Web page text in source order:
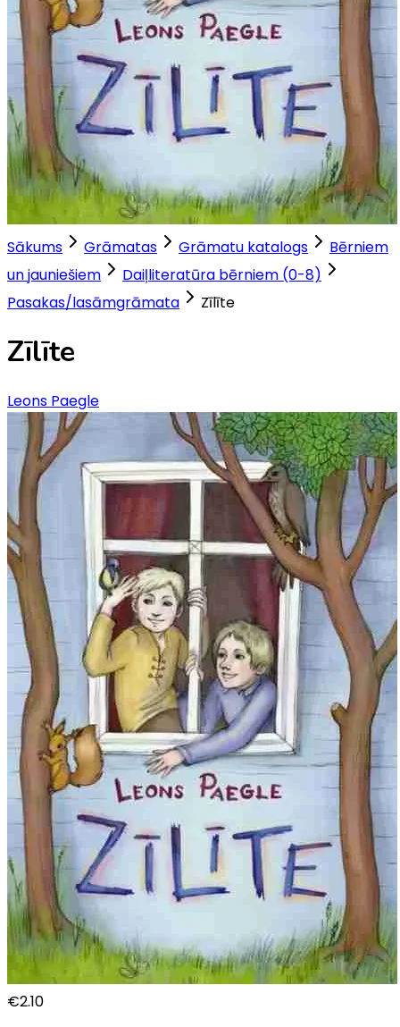
Sākums Grāmatas Grāmatu katalogs
Bērniem
un jauniešiem
Daiļliteratūra bērniem (0-8)
Pasakas/lasāmgrāmata
Zīlīte
Zīlīte
Leons Paegle
€2.10